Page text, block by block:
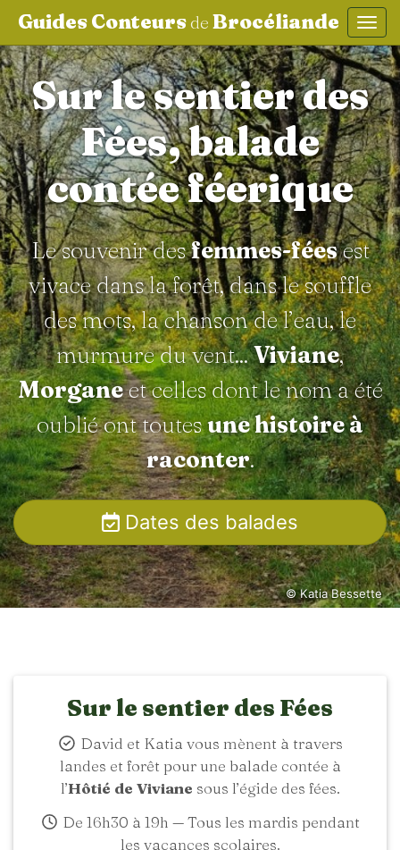
aller au contenu
Guides Conteursde Brocéliande
© Katia Bessette
Sur le sentier des
Fées, balade
contée féerique
Le souvenir desfemmes-féesest
vivace dans la forêt, dans le souffle
des mots, la chanson de l’eau, le
murmure du vent...Viviane,
Morganeet celles dont le nom a été
oublié ont toutesune histoire à
raconter.
Dates des balades
Sur le sentier des Fées
David et Katia vous mènent à travers
landes et forêt pour une balade contée à
l’Hôtié de Viviane sous l’égide des fées.
De 16h30 à 19h — Tous les mardis pendant
les vacances scolaires.